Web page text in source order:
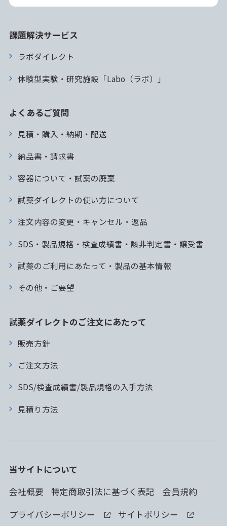
課題解決サービス
ラボダイレクト
体験型実験・研究施設「Labo（ラボ）」
よくあるご質問
見積・購入・納期・配送
納品書・請求書
容器について・試薬の廃棄
試薬ダイレクトの使い方について
注文内容の変更・キャンセル・返品
SDS・製品規格・検査成績書・該非判定書・譲受書
試薬のご利用にあたって・製品の基本情報
その他・ご要望
試薬ダイレクトのご注文にあたって
販売方針
ご注文方法
SDS/検査成績書/製品規格の入手方法
見積り方法
当サイトについて
会社概要
特定商取引法に基づく表記
会員規約
プライバシーポリシー
サイトポリシー